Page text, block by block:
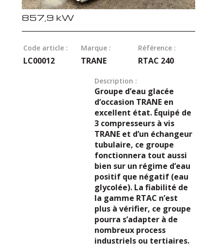
857,9 kW
Référence :
RTAC 240
Marque :
TRANE
Code article :
LC00012
Description :
Groupe d’eau glacée
d’occasion TRANE en
excellent état. Équipé de
3 compresseurs à vis
TRANE et d’un échangeur
tubulaire, ce groupe
fonctionnera tout aussi
bien sur un régime d’eau
positif que négatif (eau
glycolée). La fiabilité de
la gamme RTAC n’est
plus à vérifier, ce groupe
pourra s’adapter à de
nombreux process
industriels ou tertiaires.